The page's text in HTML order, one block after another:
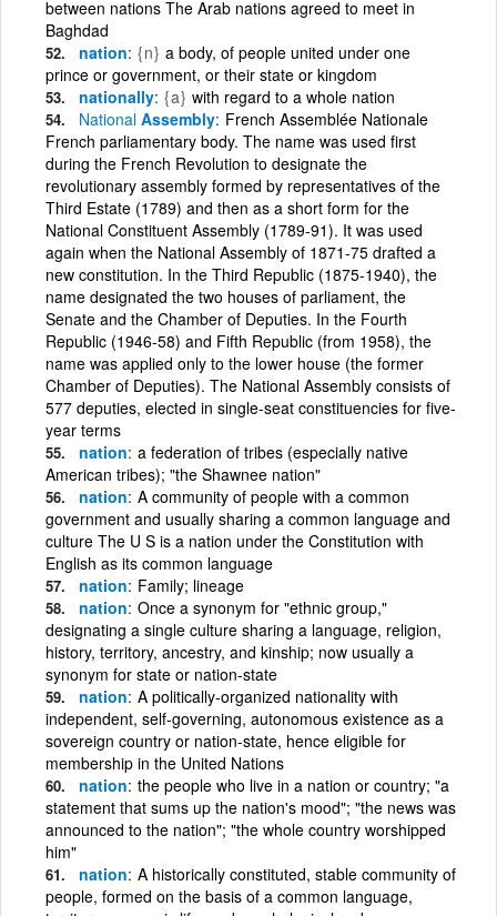
between nations The Arab nations agreed to meet in
Baghdad
nation {n} a body, of people united under one
prince or government, or their state or kingdom
nationally {a} with regard to a whole nation
National Assembly French Assemblée Nationale
French parliamentary body. The name was used first
during the French Revolution to designate the
revolutionary assembly formed by representatives of the
Third Estate (1789) and then as a short form for the
National Constituent Assembly (1789-91). It was used
again when the National Assembly of 1871-75 drafted a
new constitution. In the Third Republic (1875-1940), the
name designated the two houses of parliament, the
Senate and the Chamber of Deputies. In the Fourth
Republic (1946-58) and Fifth Republic (from 1958), the
name was applied only to the lower house (the former
Chamber of Deputies). The National Assembly consists of
577 deputies, elected in single-seat constituencies for five-
year terms
nation a federation of tribes (especially native
American tribes); "the Shawnee nation"
nation A community of people with a common
government and usually sharing a common language and
culture The U S is a nation under the Constitution with
English as its common language
nation Family; lineage
nation Once a synonym for "ethnic group,"
designating a single culture sharing a language, religion,
history, territory, ancestry, and kinship; now usually a
synonym for state or nation-state
nation A politically-organized nationality with
independent, self-governing, autonomous existence as a
sovereign country or nation-state, hence eligible for
membership in the United Nations
nation the people who live in a nation or country; "a
statement that sums up the nation's mood"; "the news was
announced to the nation"; "the whole country worshipped
him"
nation A historically constituted, stable community of
people, formed on the basis of a common language,